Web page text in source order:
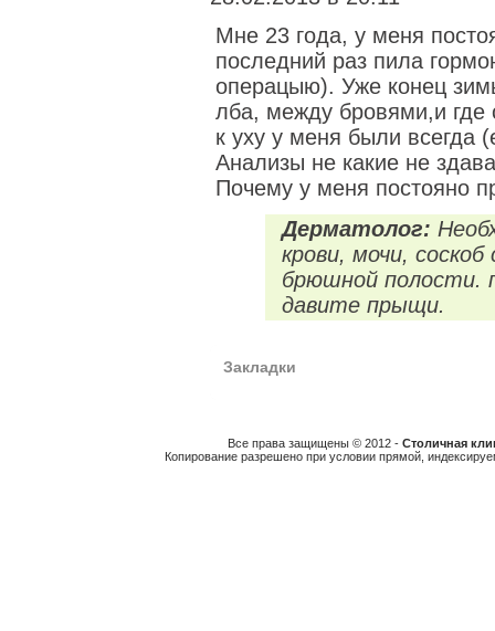
Мне 23 года, у меня
последний раз пила
операцыю). Уже конец
лба, между бровями,и где
к уху у меня были всегда
Анализы не какие не
Почему у меня постояно
Дерматолог:
крови, мочи,
брюшной полости.
давите прыщи.
Закладки
Все права защищены © 2012 - Столичная
Копирование разрешено при условии прямой,